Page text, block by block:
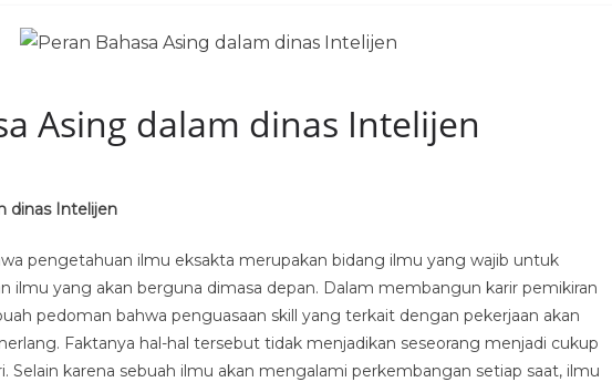
Asing dalam dinas Intelijen
dinas Intelijen
pengetahuan ilmu eksakta merupakan bidang ilmu yang wajib untuk
ilmu yang akan berguna dimasa depan. Dalam membangun karir pemikiran
pedoman bahwa penguasaan skill yang terkait dengan pekerjaan akan
Faktanya hal-hal tersebut tidak menjadikan seseorang menjadi cukup
Selain karena sebuah ilmu akan mengalami perkembangan setiap saat, ilmu